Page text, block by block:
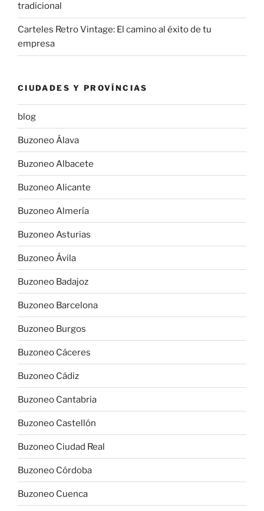
tradicional
Carteles Retro Vintage: El camino al éxito de tu
empresa
CIUDADES Y PROVÍNCIAS
blog
Buzoneo Álava
Buzoneo Albacete
Buzoneo Alicante
Buzoneo Almería
Buzoneo Asturias
Buzoneo Ávila
Buzoneo Badajoz
Buzoneo Barcelona
Buzoneo Burgos
Buzoneo Cáceres
Buzoneo Cádiz
Buzoneo Cantabria
Buzoneo Castellón
Buzoneo Ciudad Real
Buzoneo Córdoba
Buzoneo Cuenca